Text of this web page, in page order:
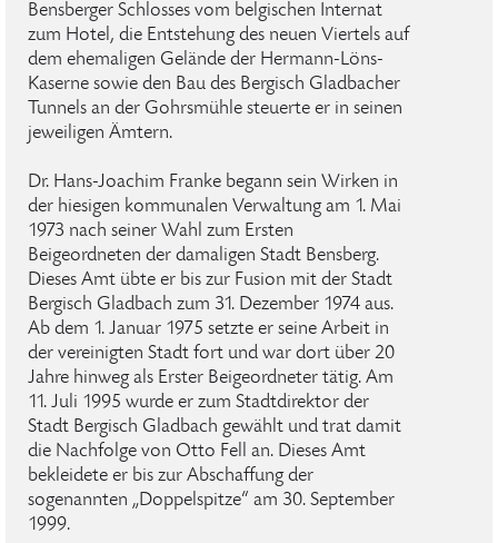
Bensberger Schlosses vom belgischen Internat
zum Hotel, die Entstehung des neuen Viertels auf
dem ehemaligen Gelände der Hermann-Löns-
Kaserne sowie den Bau des Bergisch Gladbacher
Tunnels an der Gohrsmühle steuerte er in seinen
jeweiligen Ämtern.
Dr. Hans-Joachim Franke begann sein Wirken in
der hiesigen kommunalen Verwaltung am 1. Mai
1973 nach seiner Wahl zum Ersten
Beigeordneten der damaligen Stadt Bensberg.
Dieses Amt übte er bis zur Fusion mit der Stadt
Bergisch Gladbach zum 31. Dezember 1974 aus.
Ab dem 1. Januar 1975 setzte er seine Arbeit in
der vereinigten Stadt fort und war dort über 20
Jahre hinweg als Erster Beigeordneter tätig. Am
11. Juli 1995 wurde er zum Stadtdirektor der
Stadt Bergisch Gladbach gewählt und trat damit
die Nachfolge von Otto Fell an. Dieses Amt
bekleidete er bis zur Abschaffung der
sogenannten „Doppelspitze“ am 30. September
1999.